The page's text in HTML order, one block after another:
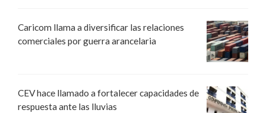
Caricom llama a diversificar las relaciones
comerciales por guerra arancelaria
CEV hace llamado a fortalecer capacidades de
respuesta ante las lluvias